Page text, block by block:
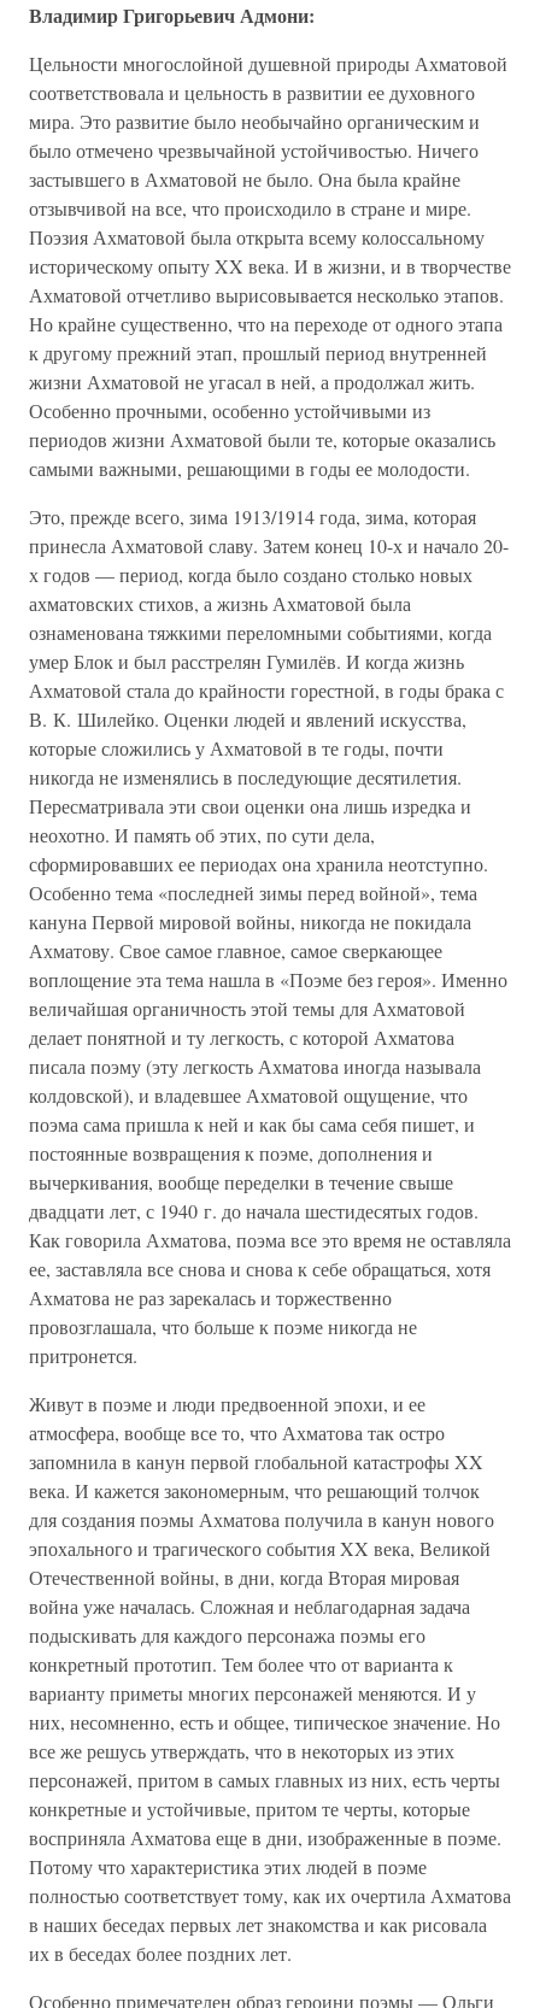
Владимир Григорьевич Адмони:
Цельности многослойной душевной природы Ахматовой
соответствовала и цельность в развитии ее духовного
мира. Это развитие было необычайно органическим и
было отмечено чрезвычайной устойчивостью. Ничего
застывшего в Ахматовой не было. Она была крайне
отзывчивой на все, что происходило в стране и мире.
Поэзия Ахматовой была открыта всему колоссальному
историческому опыту XX века. И в жизни, и в творчестве
Ахматовой отчетливо вырисовывается несколько этапов.
Но крайне существенно, что на переходе от одного этапа
к другому прежний этап, прошлый период внутренней
жизни Ахматовой не угасал в ней, а продолжал жить.
Особенно прочными, особенно устойчивыми из
периодов жизни Ахматовой были те, которые оказались
самыми важными, решающими в годы ее молодости.
Это, прежде всего, зима 1913/1914 года, зима, которая
принесла Ахматовой славу. Затем конец 10-х и начало 20-
х годов — период, когда было создано столько новых
ахматовских стихов, а жизнь Ахматовой была
ознаменована тяжкими переломными событиями, когда
умер Блок и был расстрелян Гумилёв. И когда жизнь
Ахматовой стала до крайности горестной, в годы брака с
В. К. Шилейко. Оценки людей и явлений искусства,
которые сложились у Ахматовой в те годы, почти
никогда не изменялись в последующие десятилетия.
Пересматривала эти свои оценки она лишь изредка и
неохотно. И память об этих, по сути дела,
сформировавших ее периодах она хранила неотступно.
Особенно тема «последней зимы перед войной», тема
кануна Первой мировой войны, никогда не покидала
Ахматову. Свое самое главное, самое сверкающее
воплощение эта тема нашла в «Поэме без героя». Именно
величайшая органичность этой темы для Ахматовой
делает понятной и ту легкость, с которой Ахматова
писала поэму (эту легкость Ахматова иногда называла
колдовской), и владевшее Ахматовой ощущение, что
поэма сама пришла к ней и как бы сама себя пишет, и
постоянные возвращения к поэме, дополнения и
вычеркивания, вообще переделки в течение свыше
двадцати лет, с 1940 г. до начала шестидесятых годов.
Как говорила Ахматова, поэма все это время не оставляла
ее, заставляла все снова и снова к себе обращаться, хотя
Ахматова не раз зарекалась и торжественно
провозглашала, что больше к поэме никогда не
притронется.
Живут в поэме и люди предвоенной эпохи, и ее
атмосфера, вообще все то, что Ахматова так остро
запомнила в канун первой глобальной катастрофы XX
века. И кажется закономерным, что решающий толчок
для создания поэмы Ахматова получила в канун нового
эпохального и трагического события XX века, Великой
Отечественной войны, в дни, когда Вторая мировая
война уже началась. Сложная и неблагодарная задача
подыскивать для каждого персонажа поэмы его
конкретный прототип. Тем более что от варианта к
варианту приметы многих персонажей меняются. И у
них, несомненно, есть и общее, типическое значение. Но
все же решусь утверждать, что в некоторых из этих
персонажей, притом в самых главных из них, есть черты
конкретные и устойчивые, притом те черты, которые
восприняла Ахматова еще в дни, изображенные в поэме.
Потому что характеристика этих людей в поэме
полностью соответствует тому, как их очертила Ахматова
в наших беседах первых лет знакомства и как рисовала
их в беседах более поздних лет.
Особенно примечателен образ героини поэмы — Ольги